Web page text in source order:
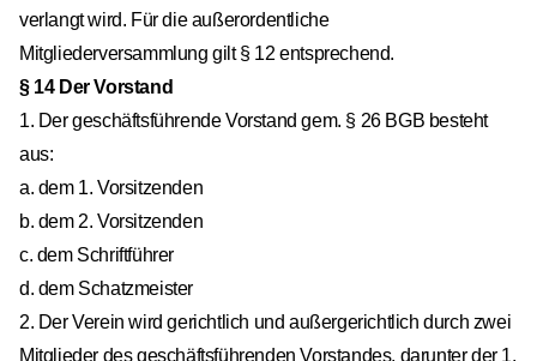
verlangt wird. Für die außerordentliche
Mitgliederversammlung gilt § 12 entsprechend.
§ 14 Der Vorstand
1. Der geschäftsführende Vorstand gem. § 26 BGB besteht
aus:
a. dem 1. Vorsitzenden
b. dem 2. Vorsitzenden
c. dem Schriftführer
d. dem Schatzmeister
2. Der Verein wird gerichtlich und außergerichtlich durch zwei
Mitglieder des geschäftsführenden Vorstandes, darunter der 1.